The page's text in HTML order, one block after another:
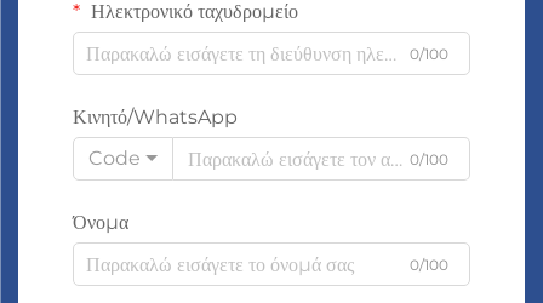
Ηλεκτρονικό ταχυδρομείο
0/100
Κινητό/WhatsApp
Code
0/100
Όνομα
0/100